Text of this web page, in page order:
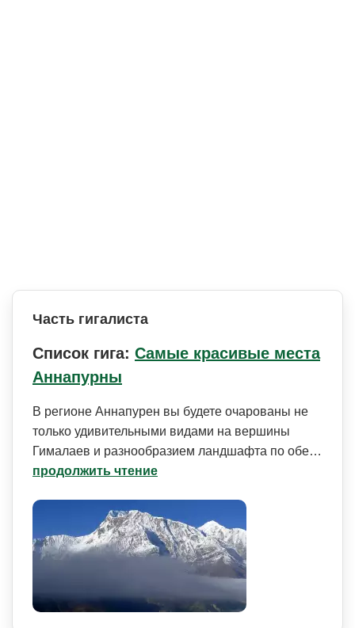
Часть гигалиста
Список гига: Самые красивые места
Аннапурны
В регионе Аннапурен вы будете очарованы не
только удивительными видами на вершины
Гималаев и разнообразием ландшафта по обе…
продолжить чтение